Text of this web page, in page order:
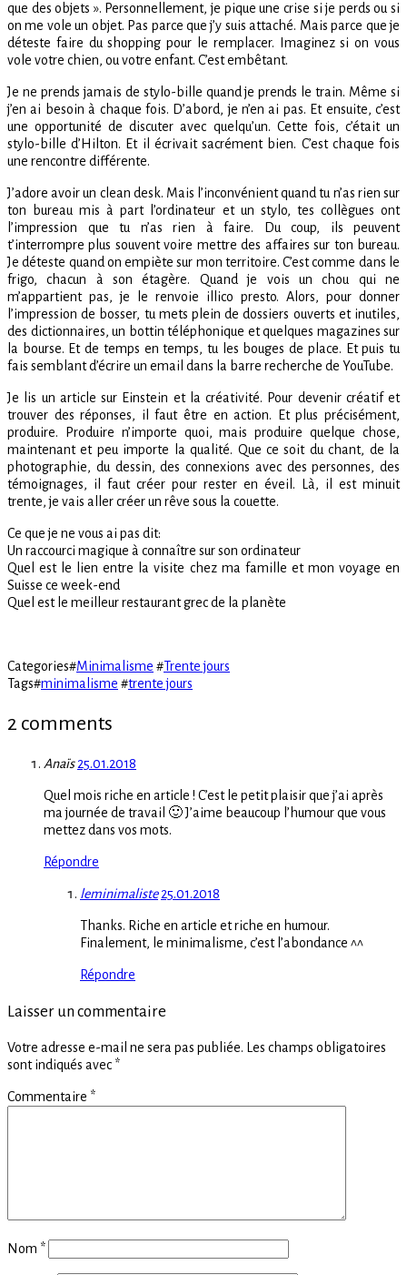
que des objets ». Personnellement, je pique une crise si je perds ou si
on me vole un objet. Pas parce que j’y suis attaché. Mais parce que je
déteste faire du shopping pour le remplacer. Imaginez si on vous
vole votre chien, ou votre enfant. C’est embêtant.
Je ne prends jamais de stylo-bille quand je prends le train. Même si
j’en ai besoin à chaque fois. D’abord, je n’en ai pas. Et ensuite, c’est
une opportunité de discuter avec quelqu’un. Cette fois, c’était un
stylo-bille d’Hilton. Et il écrivait sacrément bien. C’est chaque fois
une rencontre différente.
J’adore avoir un clean desk. Mais l’inconvénient quand tu n’as rien sur
ton bureau mis à part l’ordinateur et un stylo, tes collègues ont
l’impression que tu n’as rien à faire. Du coup, ils peuvent
t’interrompre plus souvent voire mettre des affaires sur ton bureau.
Je déteste quand on empiète sur mon territoire. C’est comme dans le
frigo, chacun à son étagère. Quand je vois un chou qui ne
m’appartient pas, je le renvoie illico presto. Alors, pour donner
l’impression de bosser, tu mets plein de dossiers ouverts et inutiles,
des dictionnaires, un bottin téléphonique et quelques magazines sur
la bourse. Et de temps en temps, tu les bouges de place. Et puis tu
fais semblant d’écrire un email dans la barre recherche de YouTube.
Je lis un article sur Einstein et la créativité. Pour devenir créatif et
trouver des réponses, il faut être en action. Et plus précisément,
produire. Produire n’importe quoi, mais produire quelque chose,
maintenant et peu importe la qualité. Que ce soit du chant, de la
photographie, du dessin, des connexions avec des personnes, des
témoignages, il faut créer pour rester en éveil. Là, il est minuit
trente, je vais aller créer un rêve sous la couette.
Ce que je ne vous ai pas dit:
Un raccourci magique à connaître sur son ordinateur
Quel est le lien entre la visite chez ma famille et mon voyage en
Suisse ce week-end
Quel est le meilleur restaurant grec de la planète
Categories#Minimalisme #Trente jours
Tags#minimalisme #trente jours
2 comments
Anaïs 25.01.2018
Quel mois riche en article ! C’est le petit plaisir que j’ai après
ma journée de travail 🙂 J’aime beaucoup l’humour que vous
mettez dans vos mots.
Répondre
leminimaliste 25.01.2018
Thanks. Riche en article et riche en humour.
Finalement, le minimalisme, c’est l’abondance ^^
Répondre
Laisser un commentaire
Votre adresse e-mail ne sera pas publiée. Les champs obligatoires
sont indiqués avec *
Commentaire *
Nom *